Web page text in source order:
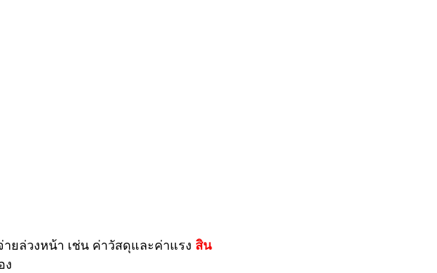
ยล่วงหน้า เช่น ค่าวัสดุและค่าแรง สิน
ง